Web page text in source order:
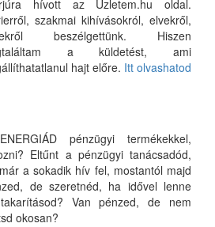
hívott az Üzletem.hu oldal.
szakmai kihívásokról, elvekről,
beszélgettünk. Hiszen
a küldetést, ami
hajt előre. Itt olvashatod
pénzügyi termékekkel,
Eltűnt a pénzügyi tanácsadód,
a sokadik hív fel, mostantól majd
de szeretnéd, ha idővel lenne
Van pénzed, de nem
okosan?